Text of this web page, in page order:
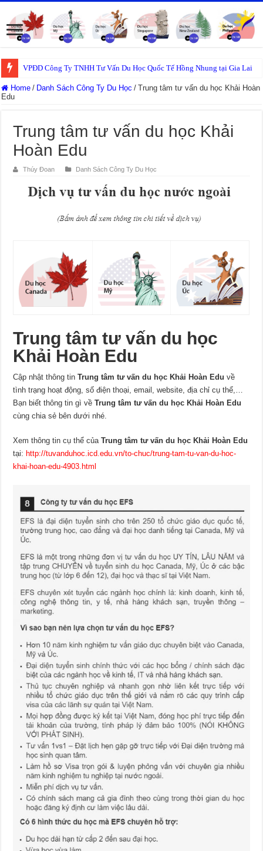
VPĐD Công Ty TNHH Tư Vấn Du Học Quốc Tế Hồng Nhung tại Gia Lai
Home / Danh Sách Công Ty Du Học / Trung tâm tư vấn du học Khải Hoàn
Edu
Trung tâm tư vấn du học Khải
Hoàn Edu
Thúy Đoan Danh Sách Công Ty Du Học
Trung tâm tư vấn du học
Khải Hoàn Edu
Cập nhật thông tinTrung tâm tư vấn du học Khải Hoàn Edu về
tình trạng hoạt động, số điện thoại, email, website, địa chỉ cụ thể,…
Bạn biết thông tin gì vềTrung tâm tư vấn du học Khải Hoàn Edu
cùng chia sẻ bên dưới nhé.
Xem thông tin cụ thể củaTrung tâm tư vấn du học Khải Hoàn Edu
tại: http://tuvanduhoc.icd.edu.vn/to-chuc/trung-tam-tu-van-du-hoc-
khai-hoan-edu-4903.html